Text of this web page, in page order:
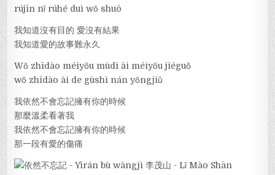
rújīn nǐ rúhé duì wǒ shuō
我知道沒有目的 愛沒有結果
我知道愛的故事難永久
Wǒ zhīdào méiyǒu mùdì ài méiyǒu jiéguǒ
wǒ zhīdào ài de gùshì nán yǒngjiǔ
我依然不會忘記擁有你的時候
那麼溫柔看著我
我依然不會忘記擁有你的時候
那一段有愛的傷痛